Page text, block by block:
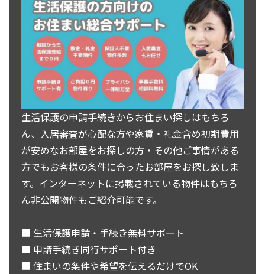
生活保護の申請手続きからお住まい探しはもちろ
ん、入居審査が心配な方や家賃・礼金含め初期費用
が安めなお部屋をお探しの方・その他ご事情がある
方でもお客様の条件に合ったお部屋をお探し致しま
す。インターネットに掲載されている物件はもちろ
ん非公開物件もご紹介可能です。
■ 生活保護申請・手続き無料サポート
■ 申請手続き同行サポート付き
■ 住まいの条件や希望を伝えるだけでOK